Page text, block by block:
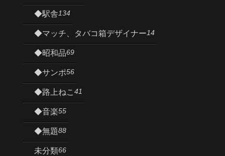
◆駅舎134
◆マッチ、タバコ箱デザイナー14
◆昭和品69
◆サンポ56
◆路上ねこ 41
◆音楽55
◆無題88
未分類66